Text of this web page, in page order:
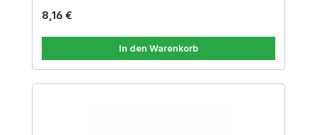
Regulärer Preis:
8,16 €
In den Warenkorb